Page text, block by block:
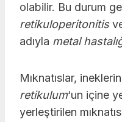
olabilir. Bu durum
retikuloperitonitis
adıyla metal
Mıknatıslar,
retikulum‘un içine
yerleştirilen